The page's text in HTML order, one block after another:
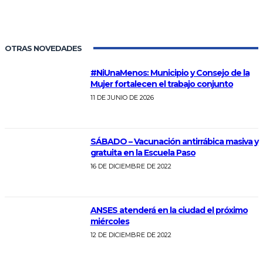
OTRAS NOVEDADES
#NiUnaMenos: Municipio y Consejo de la
Mujer fortalecen el trabajo conjunto
11 DE JUNIO DE 2026
SÁBADO – Vacunación antirrábica masiva y
gratuita en la Escuela Paso
16 DE DICIEMBRE DE 2022
ANSES atenderá en la ciudad el próximo
miércoles
12 DE DICIEMBRE DE 2022